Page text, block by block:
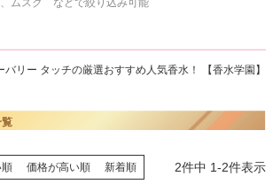
ムスク などで絞り込み可能
リー タッチの厳選おすすめ人気香水！ 【香水学園】
覧
価格が高い順 新着順 2件中 1-2件表示